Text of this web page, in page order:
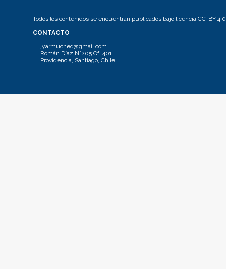
Todos los contenidos se encuentran publicados bajo licencia CC-BY 4.0
CONTACTO
jyarmuched@gmail.com
Román Díaz N°205 Of. 401.
Providencia, Santiago, Chile